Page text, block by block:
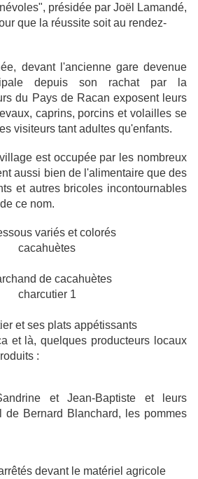
présidée par Joël Lamandé,
que la réussite soit au rendez-
devant l'ancienne gare devenue
depuis son rachat par la
du Pays de Racan exposent leurs
caprins, porcins et volailles se
visiteurs tant adultes qu'enfants.
est occupée par les nombreux
aussi bien de l'alimentaire que des
et autres bricoles incontournables
ce nom.
variés et colorés
de cacahuètes
et ses plats appétissants
et là, quelques producteurs locaux
:
et Jean-Baptiste et leurs
de Bernard Blanchard, les pommes
devant le matériel agricole